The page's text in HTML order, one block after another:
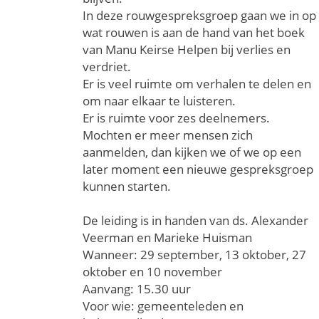
In deze rouwgespreksgroep gaan we in op
wat rouwen is aan de hand van het boek
van Manu Keirse Helpen bij verlies en
verdriet.
Er is veel ruimte om verhalen te delen en
om naar elkaar te luisteren.
Er is ruimte voor zes deelnemers.
Mochten er meer mensen zich
aanmelden, dan kijken we of we op een
later moment een nieuwe gespreksgroep
kunnen starten.
De leiding is in handen van ds. Alexander
Veerman en Marieke Huisman
Wanneer: 29 september, 13 oktober, 27
oktober en 10 november
Aanvang: 15.30 uur
Voor wie: gemeenteleden en